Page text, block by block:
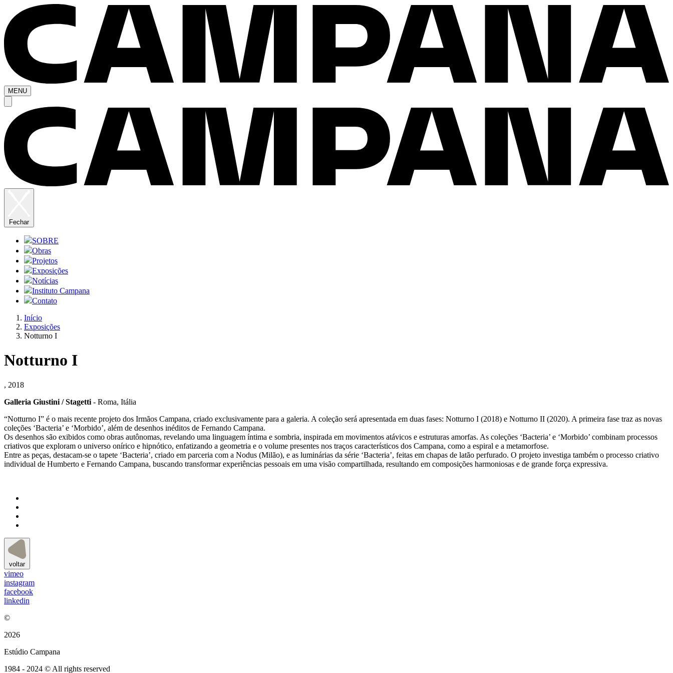
MENU
Fechar
SOBRE
Obras
Projetos
Exposições
Notícias
Instituto Campana
Contato
Início
Exposições
Notturno I
Notturno I
, 2018
Galleria Giustini / Stagetti - Roma, Itália
“Notturno I” é o mais recente projeto dos Irmãos Campana, criado exclusivamente para a galeria. A coleção será apresentada em duas fases: Notturno I (2018) e Notturno II (2020). A primeira fase traz as novas
coleções ‘Bacteria’ e ‘Morbido’, além de desenhos inéditos de Fernando Campana.
Os desenhos são exibidos como obras autônomas, revelando uma linguagem íntima e sombria, inspirada em movimentos atávicos e estruturas amorfas. As coleções ‘Bacteria’ e ‘Morbido’ combinam processos
criativos que exploram o universo onírico e hipnótico, enfatizando a geometria e o volume presentes nos traços característicos dos Campana, como a espiral e a metamorfose.
Entre as peças, destacam-se o tapete ‘Bacteria’, criado em parceria com a Nodus (Milão), e as luminárias da série ‘Bacteria’, feitas em chapas de latão perfurado. O projeto investiga também o processo criativo
individual de Humberto e Fernando Campana, buscando transformar experiências pessoais em uma visão compartilhada, resultando em composições harmoniosas e de grande força expressiva.
voltar
vimeo
instagram
facebook
linkedin
©
2026
Estúdio Campana
1984 - 2024 © All rights reserved